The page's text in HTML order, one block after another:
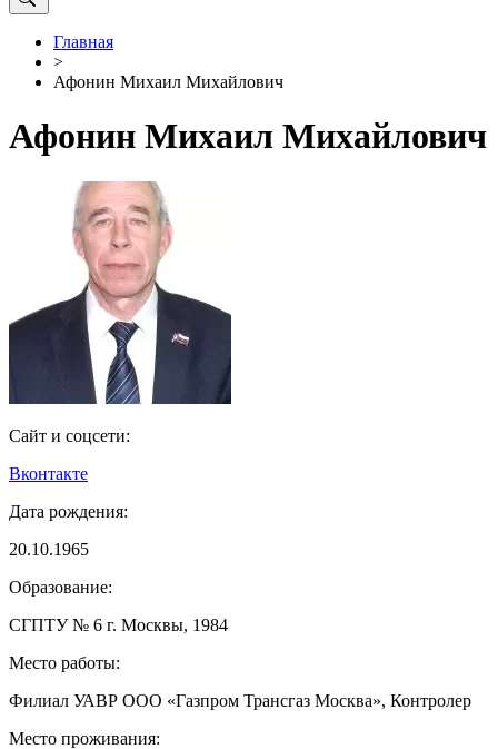
Главная
>
Афонин Михаил Михайлович
Афонин Михаил Михайлович
Сайт и соцсети:
Вконтакте
Дата рождения:
20.10.1965
Образование:
СГПТУ № 6 г. Москвы, 1984
Место работы:
Филиал УАВР ООО «Газпром Трансгаз Москва», Контролер
Место проживания: